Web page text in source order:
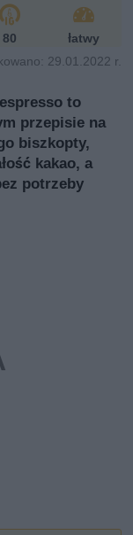
80
łatwy
29.01.2022 r.
to
przepisie na
biszkopty,
kakao, a
potrzeby